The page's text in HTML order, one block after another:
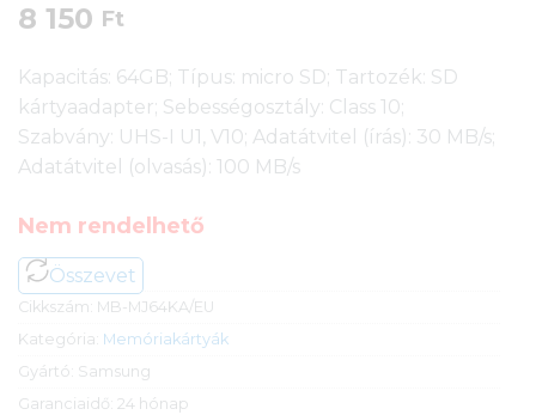
8 150 Ft
Kapacitás: 64GB; Típus: micro SD; Tartozék: SD
kártyaadapter; Sebességosztály: Class 10;
Szabvány: UHS-I U1, V10; Adatátvitel (írás): 30 MB/s;
Adatátvitel (olvasás): 100 MB/s
Nem rendelhető
Összevet
Cikkszám: MB-MJ64KA/EU
Kategória: Memóriakártyák
Gyártó: Samsung
Garanciaidő: 24 hónap